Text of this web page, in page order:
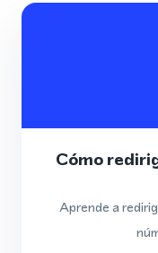
Cómo
Aprende a